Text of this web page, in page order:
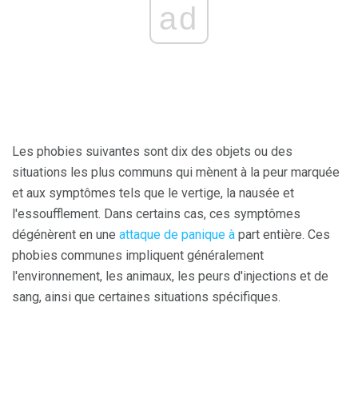
ad
Les phobies suivantes sont dix des objets ou des
situations les plus communs qui mènent à la peur marquée
et aux symptômes tels que le vertige, la nausée et
l'essoufflement. Dans certains cas, ces symptômes
dégénèrent en une attaque de panique à part entière. Ces
phobies communes impliquent généralement
l'environnement, les animaux, les peurs d'injections et de
sang, ainsi que certaines situations spécifiques.